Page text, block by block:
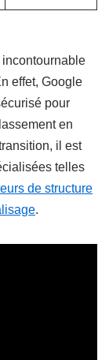
incontournable
effet, Google
pour
en
il est
telles
de structure
.